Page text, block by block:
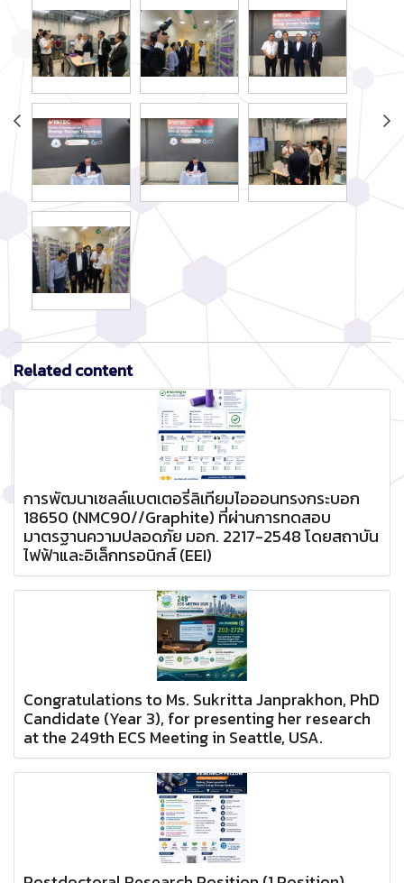
Related content
การพัฒนาเซลล์แบตเตอรี่ลิเทียมไอออนทรงกระบอก
18650 (NMC90//Graphite) ที่ผ่านการทดสอบ
มาตรฐานความปลอดภัย มอก. 2217-2548 โดยสถาบัน
ไฟฟ้าและอิเล็กทรอนิกส์ (EEI)
Congratulations to Ms. Sukritta Janprakhon, PhD
Candidate (Year 3), for presenting her research
at the 249th ECS Meeting in Seattle, USA.